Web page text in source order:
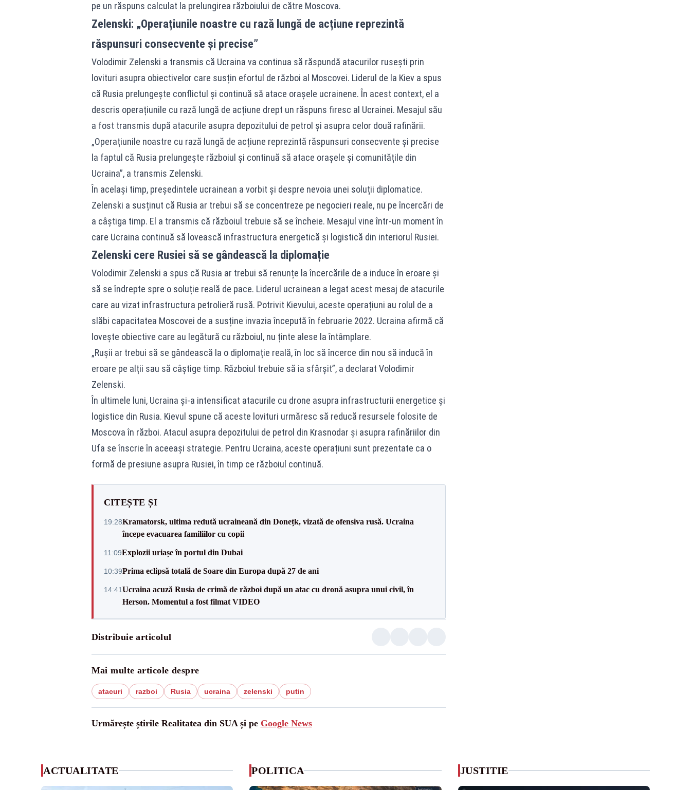
pe un răspuns calculat la prelungirea războiului de către Moscova.
Zelenski: „Operațiunile noastre cu rază lungă de acțiune reprezintă
răspunsuri consecvente și precise”
Volodimir Zelenski a transmis că Ucraina va continua să răspundă atacurilor rusești prin
lovituri asupra obiectivelor care susțin efortul de război al Moscovei. Liderul de la Kiev a spus
că Rusia prelungește conflictul și continuă să atace orașele ucrainene. În acest context, el a
descris operațiunile cu rază lungă de acțiune drept un răspuns firesc al Ucrainei. Mesajul său
a fost transmis după atacurile asupra depozitului de petrol și asupra celor două rafinării.
„Operațiunile noastre cu rază lungă de acțiune reprezintă răspunsuri consecvente și precise
la faptul că Rusia prelungește războiul și continuă să atace orașele și comunitățile din
Ucraina”, a transmis Zelenski.
În același timp, președintele ucrainean a vorbit și despre nevoia unei soluții diplomatice.
Zelenski a susținut că Rusia ar trebui să se concentreze pe negocieri reale, nu pe încercări de
a câștiga timp. El a transmis că războiul trebuie să se încheie. Mesajul vine într-un moment în
care Ucraina continuă să lovească infrastructura energetică și logistică din interiorul Rusiei.
Zelenski cere Rusiei să se gândească la diplomație
Volodimir Zelenski a spus că Rusia ar trebui să renunțe la încercările de a induce în eroare și
să se îndrepte spre o soluție reală de pace. Liderul ucrainean a legat acest mesaj de atacurile
care au vizat infrastructura petrolieră rusă. Potrivit Kievului, aceste operațiuni au rolul de a
slăbi capacitatea Moscovei de a susține invazia începută în februarie 2022. Ucraina afirmă că
lovește obiective care au legătură cu războiul, nu ținte alese la întâmplare.
„Rușii ar trebui să se gândească la o diplomație reală, în loc să încerce din nou să inducă în
eroare pe alții sau să câștige timp. Războiul trebuie să ia sfârșit”, a declarat Volodimir
Zelenski.
În ultimele luni, Ucraina și-a intensificat atacurile cu drone asupra infrastructurii energetice și
logistice din Rusia. Kievul spune că aceste lovituri urmăresc să reducă resursele folosite de
Moscova în război. Atacul asupra depozitului de petrol din Krasnodar și asupra rafinăriilor din
Ufa se înscrie în aceeași strategie. Pentru Ucraina, aceste operațiuni sunt prezentate ca o
formă de presiune asupra Rusiei, în timp ce războiul continuă.
CITEȘTE ȘI
19:28Kramatorsk, ultima redută ucraineană din Donețk, vizată de ofensiva rusă. Ucraina
începe evacuarea familiilor cu copii
11:09Explozii uriașe în portul din Dubai
10:39Prima eclipsă totală de Soare din Europa după 27 de ani
14:41Ucraina acuză Rusia de crimă de război după un atac cu dronă asupra unui civil, în
Herson. Momentul a fost filmat VIDEO
Distribuie articolul
Mai multe articole despre
atacuri razboi Rusia ucraina zelenski putin
Urmărește știrile Realitatea din SUA și pe Google News
ACTUALITATE POLITICA JUSTITIE